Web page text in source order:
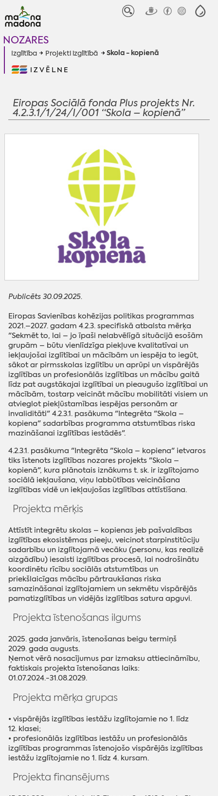
NOZARES
Izglītība Projekti izglītībā Skola - kopienā
IZVĒLNE
Eiropas Sociālā fonda Plus projekts Nr.
4.2.3.1/1/24/I/001 “Skola – kopienā”
Publicēts 30.09.2025.
Eiropas Savienības kohēzijas politikas programmas
2021.–2027. gadam 4.2.3. specifiskā atbalsta mērķa
"Sekmēt to, lai – jo īpaši nelabvēlīgā situācijā esošām
grupām – būtu vienlīdzīga piekļuve kvalitatīvai un
iekļaujošai izglītībai un mācībām un iespēja to iegūt,
sākot ar pirmsskolas izglītību un aprūpi un vispārējās
izglītības un profesionālās izglītības un mācību gaitā
līdz pat augstākajai izglītībai un pieaugušo izglītībai un
mācībām, tostarp veicināt mācību mobilitāti visiem un
atvieglot piekļūstamības iespējas personām ar
invaliditāti" 4.2.3.1. pasākuma "Integrēta "Skola –
kopiena" sadarbības programma atstumtības riska
mazināšanai izglītības iestādēs".
4.2.3.1. pasākuma "Integrēta "Skola – kopiena" ietvaros
tiks īstenots izglītības nozares projekts "Skola –
kopienā", kura plānotais iznākums t. sk. ir izglītojamo
sociālā iekļaušana, viņu labbūtības veicināšana
izglītības vidē un iekļaujošas izglītības attīstīšana.
Projekta mērķis
Attīstīt integrētu skolas – kopienas jeb pašvaldības
izglītības ekosistēmas pieeju, veicinot starpinstitūciju
sadarbību un izglītojamā vecāku (personu, kas realizē
aizgādību) iesaisti izglītības procesā, lai nodrošinātu
koordinētu rīcību sociālās atstumtības un
priekšlaicīgas mācību pārtraukšanas riska
samazināšanai izglītojamiem un sekmētu vispārējās
pamatizglītības un vidējās izglītības satura apguvi.
Projekta īstenošanas ilgums
2025. gada janvāris, īstenošanas beigu termiņš
2029. gada augusts.
Ņemot vērā nosacījumus par izmaksu attiecināmību,
faktiskais projekta īstenošanas laiks:
01.07.2024.-31.08.2029.
Projekta mērķa grupas
• vispārējās izglītības iestāžu izglītojamie no 1. līdz
12. klasei;
• profesionālās izglītības iestāžu un profesionālās
izglītības programmas īstenojošo vispārējās izglītības
iestāžu izglītojamie no 1. līdz 4. kursam.
Projekta finansējums